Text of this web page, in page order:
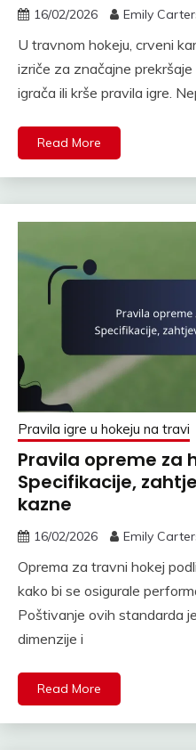
16/02/2026 Emily
U travnom hokeju, crveni
izriče za značajne
igrača ili krše pravila igre.
Read More
Pravila igre u hokeju na travi
Pravila opreme za
Specifikacije,
kazne
16/02/2026 Emily
Oprema za travni hokej
kako bi se osigurale
Poštivanje ovih standarda
dimenzije i
Read More